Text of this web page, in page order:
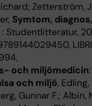
Zetterström,
Symtom,
: Studentlitteratur,
och miljömedicin:
och miljö,
Gunnar F.; Albin,